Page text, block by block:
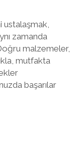
ustalaşmak,
zamanda
Doğru malzemeler,
mutfakta
başarılar